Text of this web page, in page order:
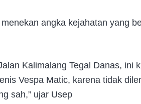
angka kejahatan yang
Kalimalang Tegal Danas, ini
Vespa Matic, karena tidak
sah,” ujar Usep